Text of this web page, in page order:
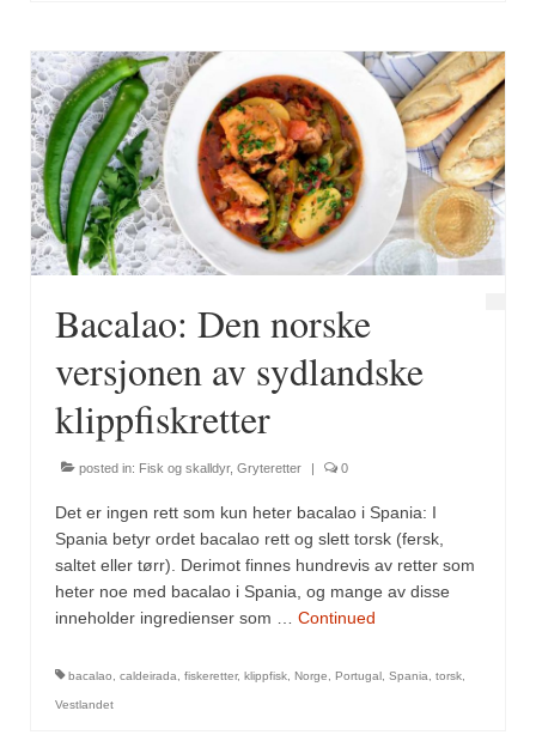
Bacalao: Den norske
versjonen av sydlandske
klippfiskretter
posted in: Fisk og skalldyr, Gryteretter 0
Det er ingen rett som kun heter bacalao i Spania: I
Spania betyr ordet bacalao rett og slett torsk (fersk,
saltet eller tørr). Derimot finnes hundrevis av retter som
heter noe med bacalao i Spania, og mange av disse
inneholder ingredienser som … Continued
bacalao, caldeirada, fiskeretter, klippfisk, Norge, Portugal, Spania, torsk,
Vestlandet